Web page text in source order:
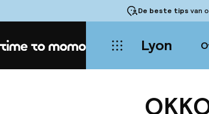
De beste tips van
Home Lyon